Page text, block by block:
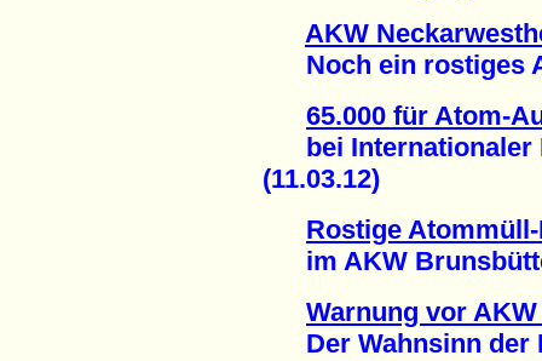
AKW
Noch ein rostiges
65.000 für Atom-
bei Internationaler
(11.03.12)
Rostige
im AKW
Warnung vor
Der Wahnsinn der